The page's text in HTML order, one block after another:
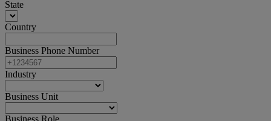
State
Country
Business Phone Number
Industry
Business Unit